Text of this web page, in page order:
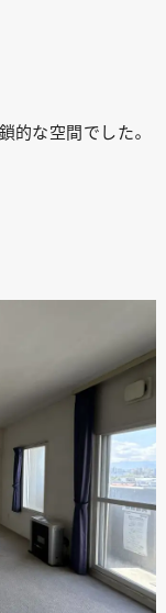
的な空間でした。